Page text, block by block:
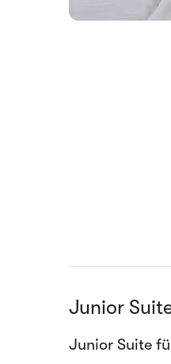
Junior
Junior Suite